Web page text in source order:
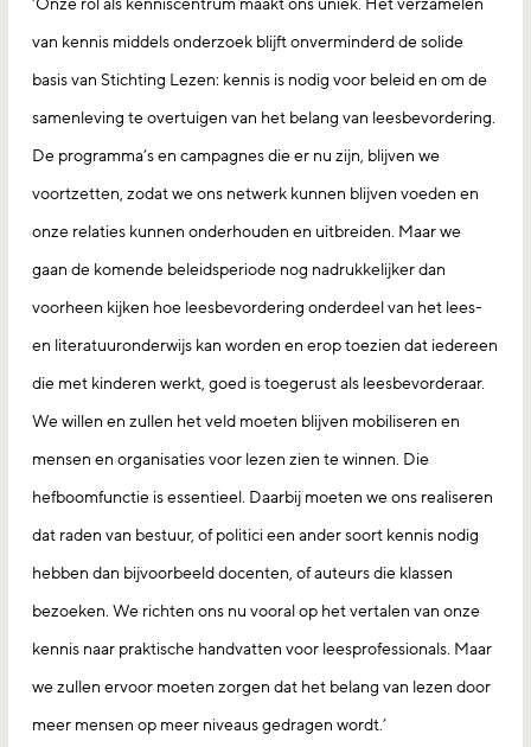
van kennis middels onderzoek blijft onverminderd de solide
basis van Stichting Lezen: kennis is nodig voor beleid en om de
samenleving te overtuigen van het belang van leesbevordering.
De programma’s en campagnes die er nu zijn, blijven we
voortzetten, zodat we ons netwerk kunnen blijven voeden en
onze relaties kunnen onderhouden en uitbreiden. Maar we
gaan de komende beleidsperiode nog nadrukkelijker dan
voorheen kijken hoe leesbevordering onderdeel van het lees-
en literatuuronderwijs kan worden en erop toezien dat iedereen
die met kinderen werkt, goed is toegerust als leesbevorderaar.
We willen en zullen het veld moeten blijven mobiliseren en
mensen en organisaties voor lezen zien te winnen. Die
hefboomfunctie is essentieel. Daarbij moeten we ons realiseren
dat raden van bestuur, of politici een ander soort kennis nodig
hebben dan bijvoorbeeld docenten, of auteurs die klassen
bezoeken. We richten ons nu vooral op het vertalen van onze
kennis naar praktische handvatten voor leesprofessionals. Maar
we zullen ervoor moeten zorgen dat het belang van lezen door
meer mensen op meer niveaus gedragen wordt.’